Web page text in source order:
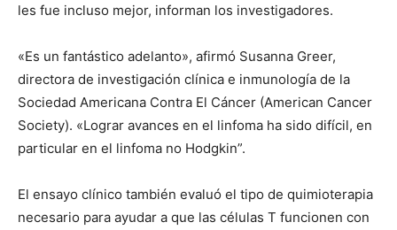
les fue incluso mejor, informan los investigadores.
«Es un fantástico adelanto», afirmó Susanna Greer,
directora de investigación clínica e inmunología de la
Sociedad Americana Contra El Cáncer (American Cancer
Society). «Lograr avances en el linfoma ha sido difícil, en
particular en el linfoma no Hodgkin”.
El ensayo clínico también evaluó el tipo de quimioterapia
necesario para ayudar a que las células T funcionen con